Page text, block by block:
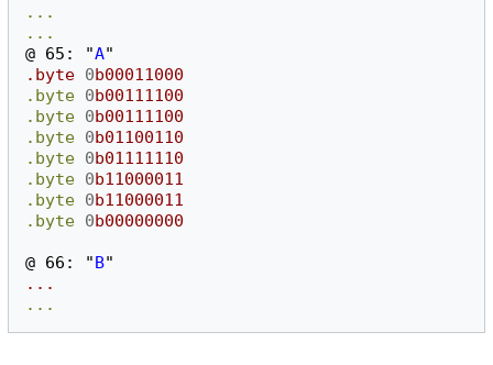
...
...
@ 65: "A"
.byte 0b00011000
.byte 0b00111100
.byte 0b00111100
.byte 0b01100110
.byte 0b01111110
.byte 0b11000011
.byte 0b11000011
.byte 0b00000000
@ 66: "B"
...
...